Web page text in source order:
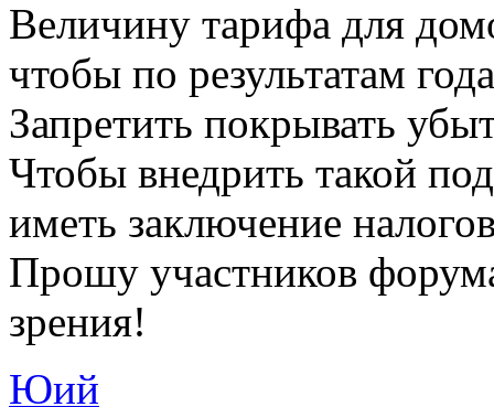
Величину тарифа для
чтобы по результатам
Запретить покрывать
Чтобы внедрить такой
иметь заключение
Прошу участников
зрения!
Юий